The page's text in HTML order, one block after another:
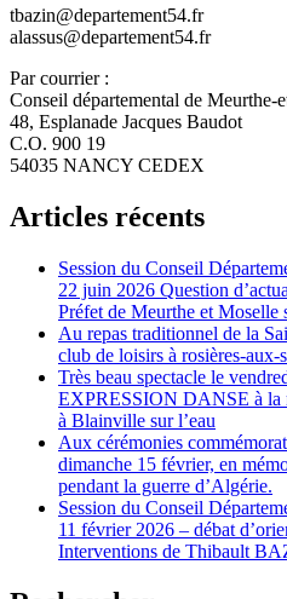
tbazin@departement54.fr
alassus@departement54.fr
Par courrier :
Conseil départemental de Meurthe-
48, Esplanade Jacques Baudot
C.O. 900 19
54035 NANCY CEDEX
Articles récents
Session du Conseil
22 juin 2026 Question
Préfet de Meurthe et Moselle
Au repas traditionnel de la
club de loisirs à rosières-
Très beau spectacle le
EXPRESSION DANSE à la
à Blainville sur l’eau
Aux cérémonies
dimanche 15 février, en
pendant la guerre d’Algérie.
Session du Conseil
11 février 2026 – débat
Interventions de Thibault